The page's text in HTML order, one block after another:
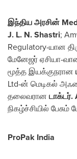
இந்திய அரசின்
J. L. N. Shastri;
Regulatory-யான
மேனேஜர் ஏசியா-
மூத்த இயக்குநரான
Ltd-ன் மெடிகல்
தலைவரான டாக்டர்.
நிகழ்ச்சியில்
ProPak India